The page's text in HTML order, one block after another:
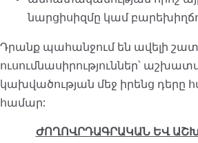
նարցիսիզմը կամ
Դրանք պահանջում են ավելի շատ
ուսումնասիրություններ՝
կախվածության մեջ իրենց դերը
համար:
ԺՈՂՈՎՐԴԱԳՐԱԿԱՆ ԵՎ